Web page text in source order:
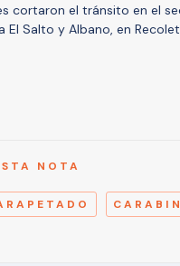
cortaron el tránsito en el
El Salto y Albano, en
NOTA